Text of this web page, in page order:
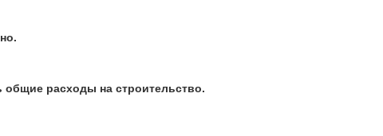
общие расходы на строительство.